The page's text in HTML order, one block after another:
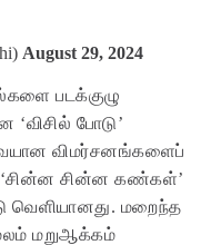
August 29, 2024
படக்குழு
‘விசில் போடு’
விமர்சனங்களைப்
‘சின்ன சின்ன கண்கள்’
வெளியானது. மறைந்த
மறுஆக்கம்